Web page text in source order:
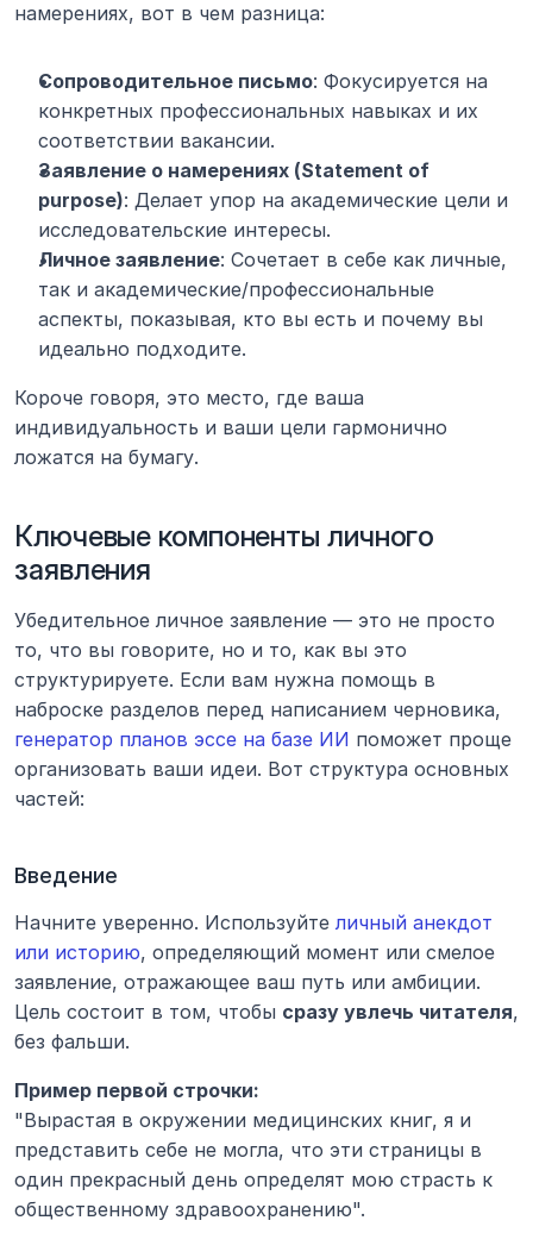
намерениях, вот в чем разница:
Сопроводительное письмо: Фокусируется на
конкретных профессиональных навыках и их
соответствии вакансии.
Заявление о намерениях (Statement of
purpose): Делает упор на академические цели и
исследовательские интересы.
Личное заявление: Сочетает в себе как личные,
так и академические/профессиональные
аспекты, показывая, кто вы есть и почему вы
идеально подходите.
Короче говоря, это место, где ваша
индивидуальность и ваши цели гармонично
ложатся на бумагу.
Ключевые компоненты личного
заявления
Убедительное личное заявление — это не просто
то, что вы говорите, но и то, как вы это
структурируете. Если вам нужна помощь в
генератор планов эссе на базе ИИ поможет проще
организовать ваши идеи. Вот структура основных
частей:
Введение
Начните уверенно. Используйте личный анекдот
или историю, определяющий момент или смелое
заявление, отражающее ваш путь или амбиции.
Цель состоит в том, чтобы сразу увлечь читателя,
без фальши.
Пример первой строчки:
"Вырастая в окружении медицинских книг, я и
представить себе не могла, что эти страницы в
один прекрасный день определят мою страсть к
общественному здравоохранению".